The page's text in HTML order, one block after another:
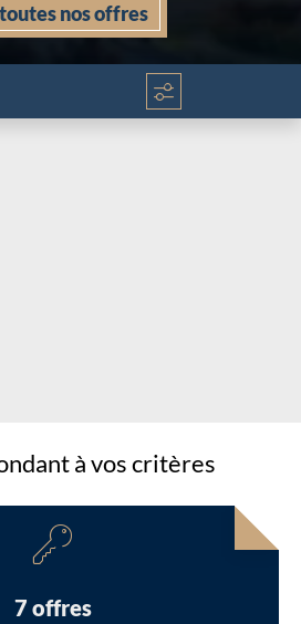
nos offres
à vos critères
7 offres